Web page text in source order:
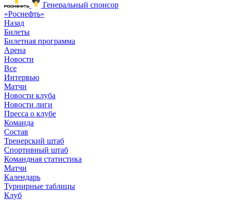
Генеральный спонсор
«Роснефть»
Назад
Билеты
Билетная программа
Арена
Новости
Все
Интервью
Матчи
Новости клуба
Новости лиги
Пресса о клубе
Команда
Состав
Тренерский штаб
Спортивный штаб
Командная статистика
Матчи
Календарь
Турнирные таблицы
Клуб